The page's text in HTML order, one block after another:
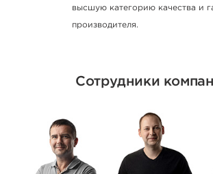
высшую категорию качества и
производителя.
Сотрудники